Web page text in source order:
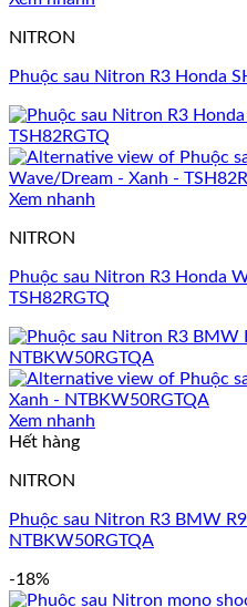
NITRON
Phuộc sau Nitron R3 Honda
Xem nhanh
NITRON
Phuộc sau Nitron R3 Honda
TSH82RGTQ
Xem nhanh
Hết hàng
NITRON
Phuộc sau Nitron R3 BMW
NTBKW50RGTQA
-18%